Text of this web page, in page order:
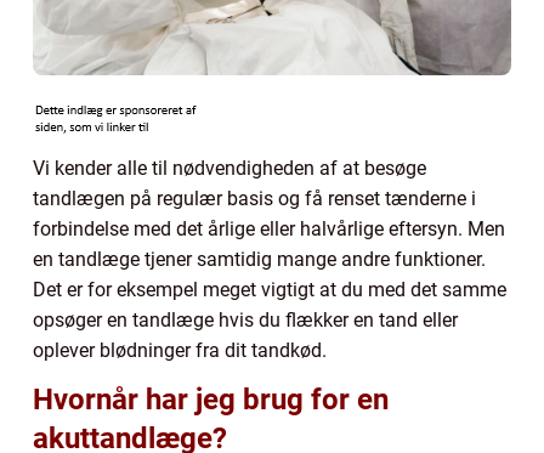
Vi kender alle til nødvendigheden af at besøge
tandlægen på regulær basis og få renset tænderne i
forbindelse med det årlige eller halvårlige eftersyn. Men
en tandlæge tjener samtidig mange andre funktioner.
Det er for eksempel meget vigtigt at du med det samme
opsøger en tandlæge hvis du flækker en tand eller
oplever blødninger fra dit tandkød.
Hvornår har jeg brug for en
akuttandlæge?